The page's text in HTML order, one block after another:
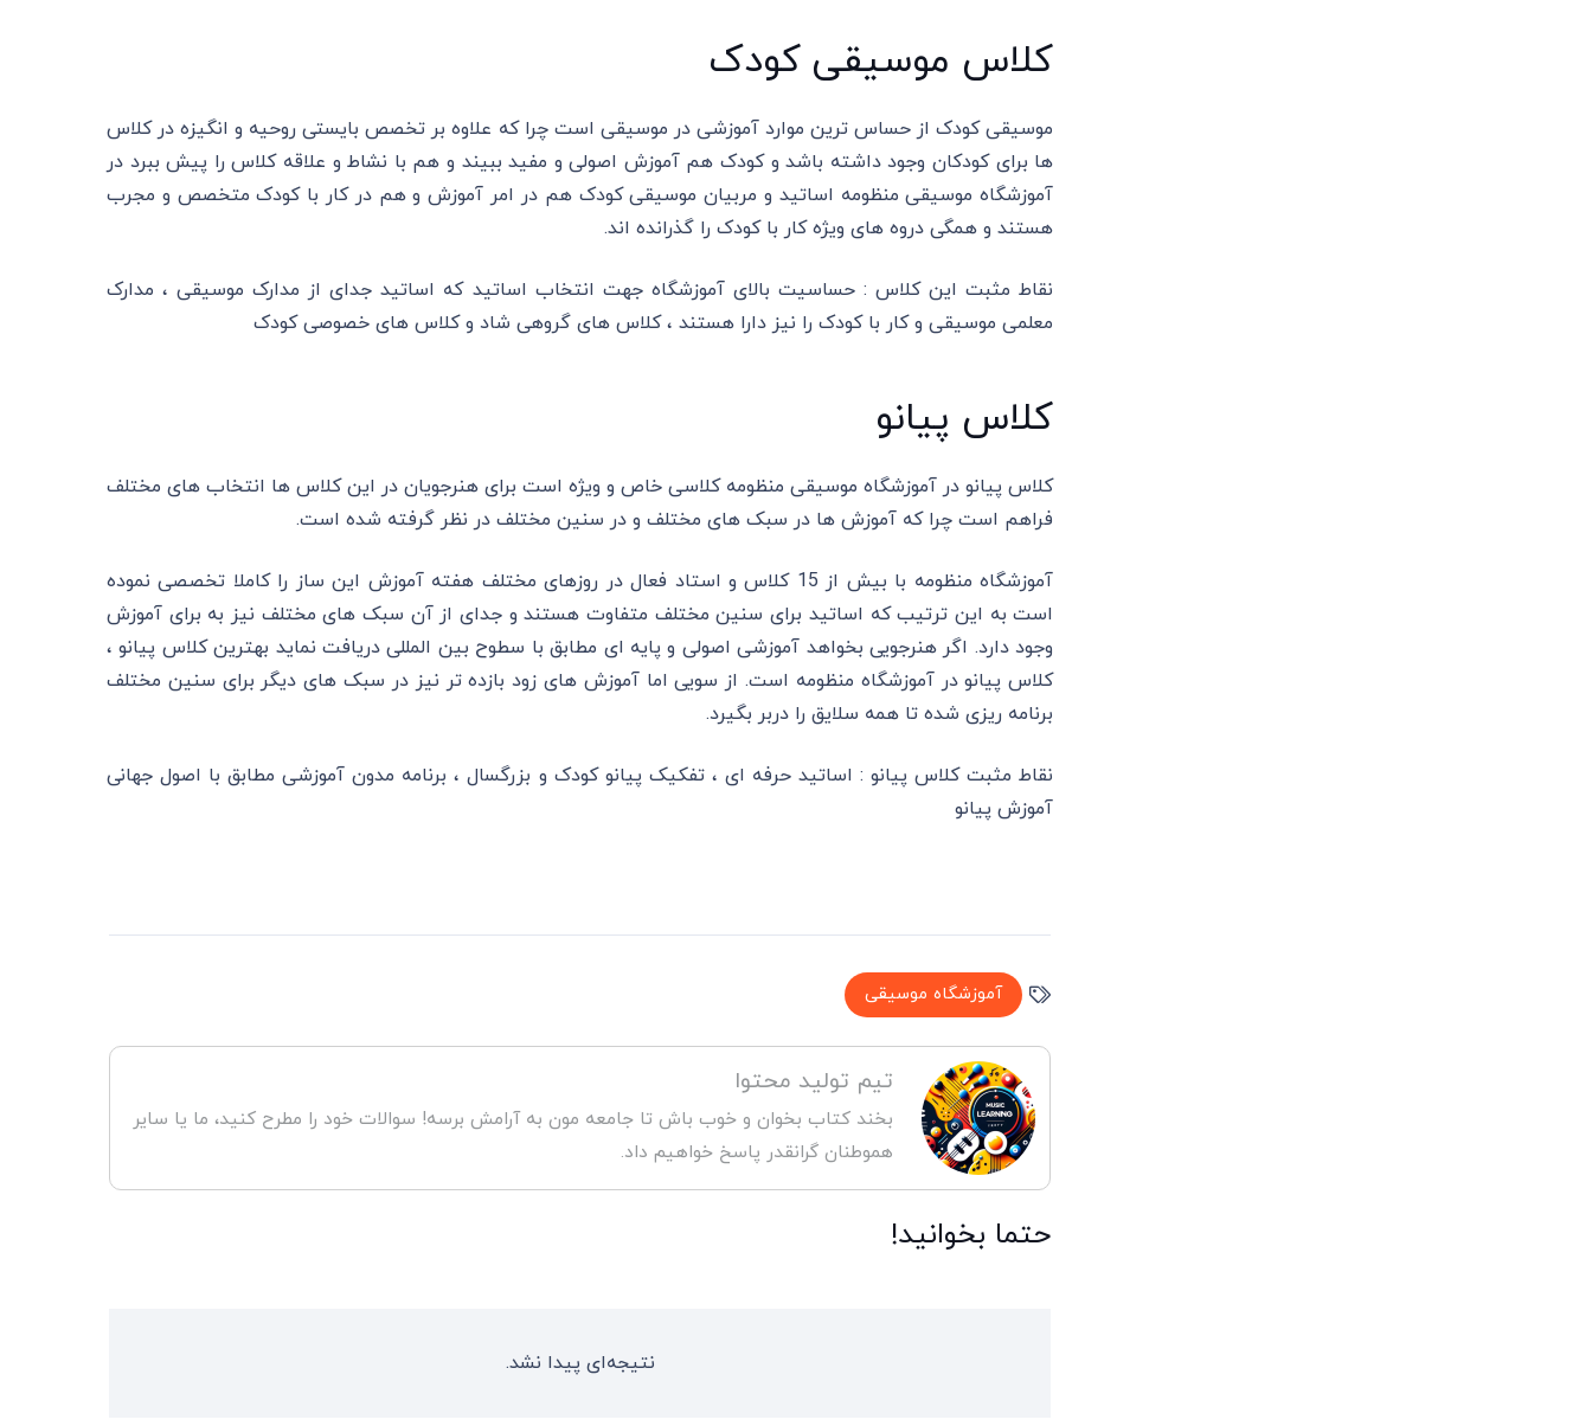
کلاس موسیقی کودک
موسیقی کودک از حساس ترین موارد آموزشی در موسیقی است چرا که علاوه بر تخصص بایستی روحیه و انگیزه در کلاس
ها برای کودکان وجود داشته باشد و کودک هم آموزش اصولی و مفید ببیند و هم با نشاط و علاقه کلاس را پیش ببرد در
آموزشگاه موسیقی منظومه اساتید و مربیان موسیقی کودک هم در امر آموزش و هم در کار با کودک متخصص و مجرب
هستند و همگی دروه های ویژه کار با کودک را گذرانده اند.
نقاط مثبت این کلاس : حساسیت بالای آموزشگاه جهت انتخاب اساتید که اساتید جدای از مدارک موسیقی ، مدارک
معلمی موسیقی و کار با کودک را نیز دارا هستند ، کلاس های گروهی شاد و کلاس های خصوصی کودک
کلاس پیانو
کلاس پیانو در آموزشگاه موسیقی منظومه کلاسی خاص و ویژه است برای هنرجویان در این کلاس ها انتخاب های مختلف
فراهم است چرا که آموزش ها در سبک های مختلف و در سنین مختلف در نظر گرفته شده است.
آموزشگاه منظومه با بیش از 15 کلاس و استاد فعال در روزهای مختلف هفته آموزش این ساز را کاملا تخصصی نموده
است به این ترتیب که اساتید برای سنین مختلف متفاوت هستند و جدای از آن سبک های مختلف نیز به برای آموزش
وجود دارد. اگر هنرجویی بخواهد آموزشی اصولی و پایه ای مطابق با سطوح بین المللی دریافت نماید بهترین کلاس پیانو ،
کلاس پیانو در آموزشگاه منظومه است. از سویی اما آموزش های زود بازده تر نیز در سبک های دیگر برای سنین مختلف
برنامه ریزی شده تا همه سلایق را دربر بگیرد.
نقاط مثبت کلاس پیانو : اساتید حرفه ای ، تفکیک پیانو کودک و بزرگسال ، برنامه مدون آموزشی مطابق با اصول جهانی
آموزش پیانو
آموزشگاه موسیقی
تیم تولید محتوا
بخند کتاب بخوان و خوب باش تا جامعه مون به آرامش برسه! سوالات خود را مطرح کنید، ما یا سایر
هموطنان گرانقدر پاسخ خواهیم داد.
حتما بخوانید!
نتیجه‌ای پیدا نشد.